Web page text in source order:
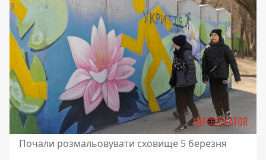
Почали розмальовувати сховище 5 березня